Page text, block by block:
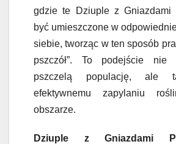
gdzie te Dziuple z Gniazdami
być umieszczone w
siebie, tworząc w ten sposób
pszczół”. To podejście nie
pszczelą populację, ale
efektywnemu zapylaniu
obszarze.
Dziuple z Gniazdami